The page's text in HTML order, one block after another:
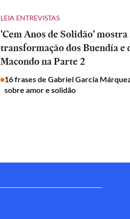
LEIA ENTREVISTAS
'Cem Anos de Solidão' mostra
transformação dos Buendía e
Macondo na Parte 2
16 frases de Gabriel García
sobre amor e solidão